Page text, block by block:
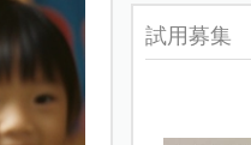
試用募集